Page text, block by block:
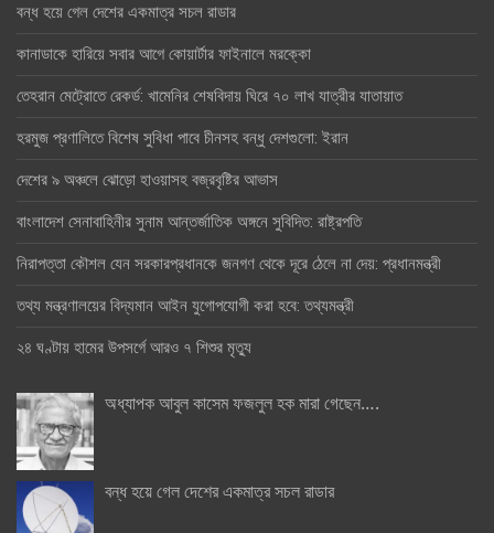
বন্ধ হয়ে গেল দেশের একমাত্র সচল রাডার
কানাডাকে হারিয়ে সবার আগে কোয়ার্টার ফাইনালে মরক্কো
তেহরান মেট্রোতে রেকর্ড: খামেনির শেষবিদায় ঘিরে ৭০ লাখ যাত্রীর যাতায়াত
হরমুজ প্রণালিতে বিশেষ সুবিধা পাবে চীনসহ বন্ধু দেশগুলো: ইরান
দেশের ৯ অঞ্চলে ঝোড়ো হাওয়াসহ বজ্রবৃষ্টির আভাস
বাংলাদেশ সেনাবাহিনীর সুনাম আন্তর্জাতিক অঙ্গনে সুবিদিত: রাষ্ট্রপতি
নিরাপত্তা কৌশল যেন সরকারপ্রধানকে জনগণ থেকে দূরে ঠেলে না দেয়: প্রধানমন্ত্রী
তথ্য মন্ত্রণালয়ের বিদ্যমান আইন যুগোপযোগী করা হবে: তথ্যমন্ত্রী
২৪ ঘণ্টায় হামের উপসর্গে আরও ৭ শিশুর মৃত্যু
অধ্যাপক আবুল কাসেম ফজলুল হক মারা গেছেন….
বন্ধ হয়ে গেল দেশের একমাত্র সচল রাডার